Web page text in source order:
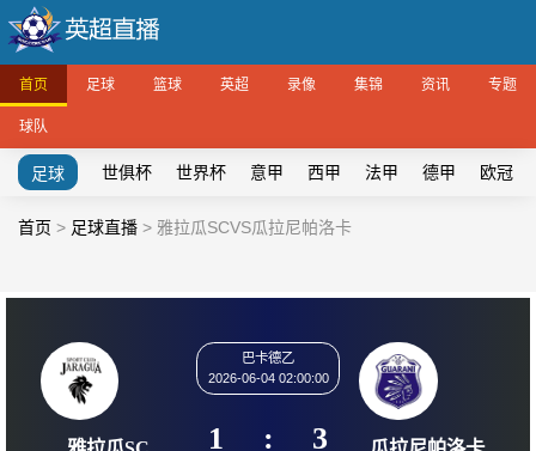
首页 足球 篮球 英超 录像 集锦 资讯 专题
球队
足球 世俱杯 世界杯 意甲 西甲 法甲 德甲 欧冠
首页 > 足球直播 > 雅拉瓜SCVS瓜拉尼帕洛卡
巴卡德乙